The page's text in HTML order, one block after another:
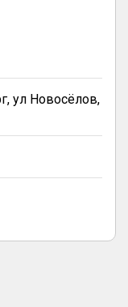
ул Новосёлов,